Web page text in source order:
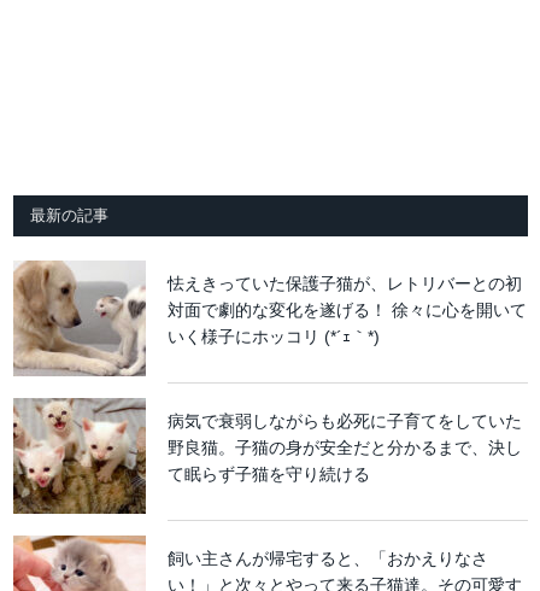
最新の記事
怯えきっていた保護子猫が、レトリバーとの初
対面で劇的な変化を遂げる！ 徐々に心を開いて
いく様子にホッコリ (*´ｪ｀*)
病気で衰弱しながらも必死に子育てをしていた
野良猫。子猫の身が安全だと分かるまで、決し
て眠らず子猫を守り続ける
飼い主さんが帰宅すると、「おかえりなさ
い！」と次々とやって来る子猫達。その可愛す